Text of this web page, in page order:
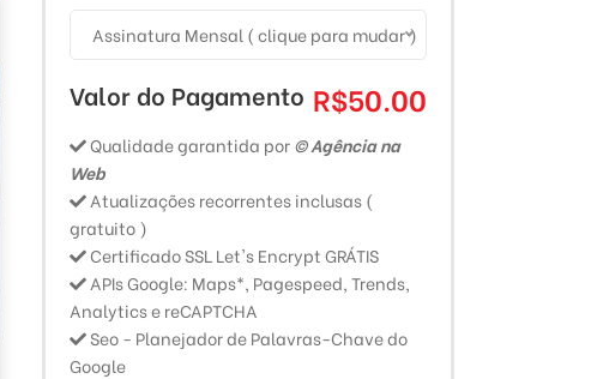
Assinatura Mensal ( clique para mudar )
Valor do Pagamento R$50.00
Qualidade garantida por© Agência na
Web
Atualizações recorrentes inclusas (
gratuito )
Certificado SSL Let's Encrypt GRÁTIS
APIs Google: Maps*, Pagespeed, Trends,
Analytics e reCAPTCHA
Seo - Planejador de Palavras-Chave do
Google